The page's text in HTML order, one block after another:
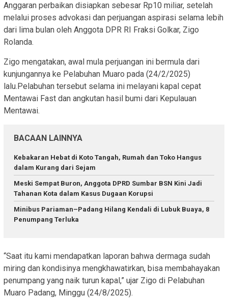
Anggaran perbaikan disiapkan sebesar Rp10 miliar, setelah
melalui proses advokasi dan perjuangan aspirasi selama lebih
dari lima bulan oleh Anggota DPR RI Fraksi Golkar, Zigo
Rolanda.
Zigo mengatakan, awal mula perjuangan ini bermula dari
kunjungannya ke Pelabuhan Muaro pada (24/2/2025)
lalu.Pelabuhan tersebut selama ini melayani kapal cepat
Mentawai Fast dan angkutan hasil bumi dari Kepulauan
Mentawai.
BACAAN LAINNYA
Kebakaran Hebat di Koto Tangah, Rumah dan Toko Hangus
dalam Kurang dari Sejam
Meski Sempat Buron, Anggota DPRD Sumbar BSN Kini Jadi
Tahanan Kota dalam Kasus Dugaan Korupsi
Minibus Pariaman–Padang Hilang Kendali di Lubuk Buaya, 8
Penumpang Terluka
“Saat itu kami mendapatkan laporan bahwa dermaga sudah
miring dan kondisinya mengkhawatirkan, bisa membahayakan
penumpang yang naik turun kapal,” ujar Zigo di Pelabuhan
Muaro Padang, Minggu (24/8/2025).